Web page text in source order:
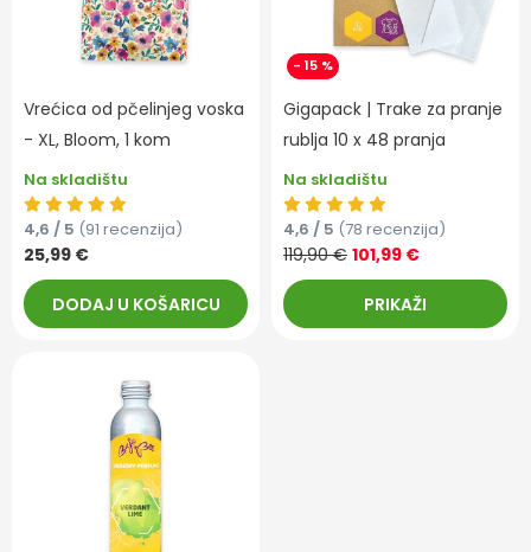
Vrećica od pčelinjeg voska
- XL, Bloom, 1 kom
Na skladištu
4,6 / 5 (91 recenzija)
25,99 €
DODAJ U KOŠARICU
- 15 %
Gigapack | Trake za pranje
rublja 10 x 48 pranja
Na skladištu
4,6 / 5 (78 recenzija)
119,90 € 101,99 €
PRIKAŽI